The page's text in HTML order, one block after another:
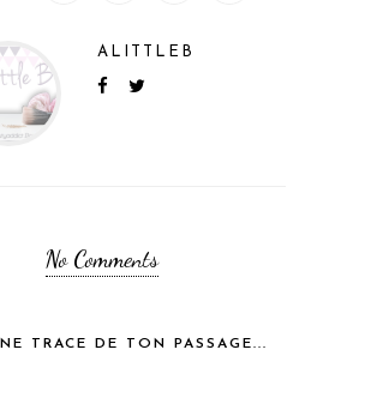
ALITTLEB
No Comments
TRACE DE TON PASSAGE...